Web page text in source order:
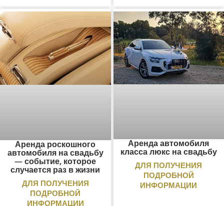
Аренда роскошного
автомобиля на свадьбу
— событие, которое
случается раз в жизни
ДЛЯ ПОЛУЧЕНИЯ
ПОДРОБНОЙ
ИНФОРМАЦИИ
Аренда автомобиля
класса люкс на свадьбу
ДЛЯ ПОЛУЧЕНИЯ
ПОДРОБНОЙ
ИНФОРМАЦИИ